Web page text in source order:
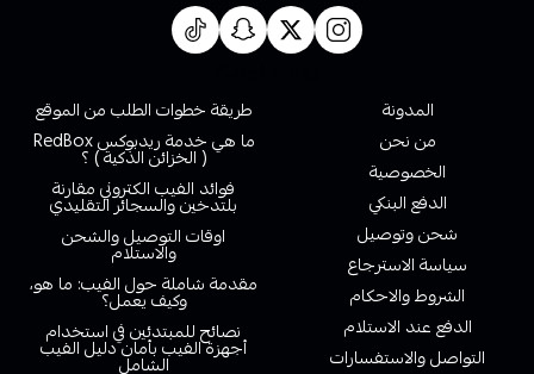
المدونة
من نحن
الخصوصية
الدفع البنكي
شحن وتوصيل
سياسة الاسترجاع
الشروط والاحكام
الدفع عند الاستلام
التواصل والاستفسارات
طريقة خطوات الطلب من الموقع
ما هي خدمة ريدبوكس RedBox
( الخزائن الذكية ) ؟
فوائد الفيب الكتروني مقارنة
بلتدخين والسجائر التقليدي
اوقات التوصيل والشحن
والاستلام
مقدمة شاملة حول الفيب: ما هو،
وكيف يعمل؟
نصائح للمبتدئين في استخدام
أجهزة الفيب بأمان دليل الفيب
الشامل